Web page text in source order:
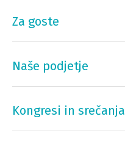
Za goste
Naše podjetje
Kongresi in srečanja